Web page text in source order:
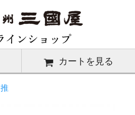
カートを見る
推